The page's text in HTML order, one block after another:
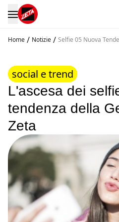
Home / Notizie / Selfie 05 Nuova
social e trend
L'ascesa dei
tendenza della
Zeta